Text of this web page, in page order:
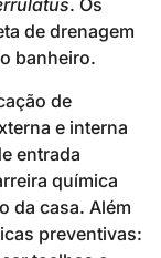
. Os
de drenagem
banheiro.
de
e interna
entrada
química
da casa. Além
preventivas: